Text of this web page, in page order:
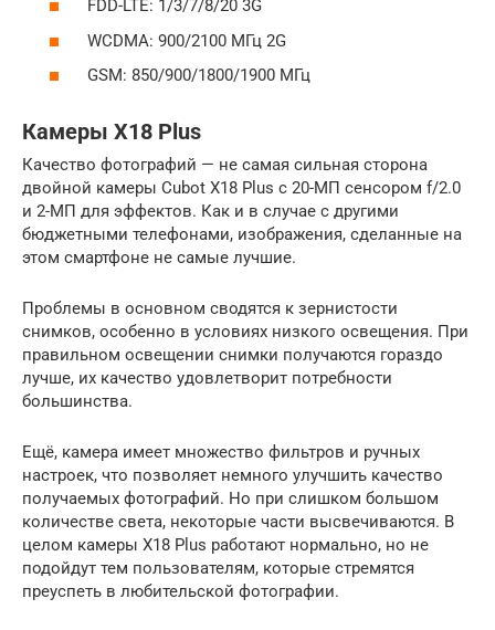
FDD-LTE: 1/3/7/8/20 3G
WCDMA: 900/2100 МГц 2G
GSM: 850/900/1800/1900 МГц
Камеры X18 Plus
Качество фотографий — не самая сильная сторона
двойной камеры Cubot X18 Plus с 20-МП сенсором f/2.0
и 2-МП для эффектов. Как и в случае с другими
бюджетными телефонами, изображения, сделанные на
этом смартфоне не самые лучшие.
Проблемы в основном сводятся к зернистости
снимков, особенно в условиях низкого освещения. При
правильном освещении снимки получаются гораздо
лучше, их качество удовлетворит потребности
большинства.
Ещё, камера имеет множество фильтров и ручных
настроек, что позволяет немного улучшить качество
получаемых фотографий. Но при слишком большом
количестве света, некоторые части высвечиваются. В
целом камеры X18 Plus работают нормально, но не
подойдут тем пользователям, которые стремятся
преуспеть в любительской фотографии.